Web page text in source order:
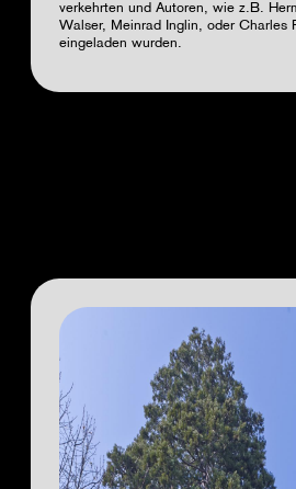
verkehrten und Autoren, wie z.B.
Walser, Meinrad Inglin, oder Charles
eingeladen wurden.